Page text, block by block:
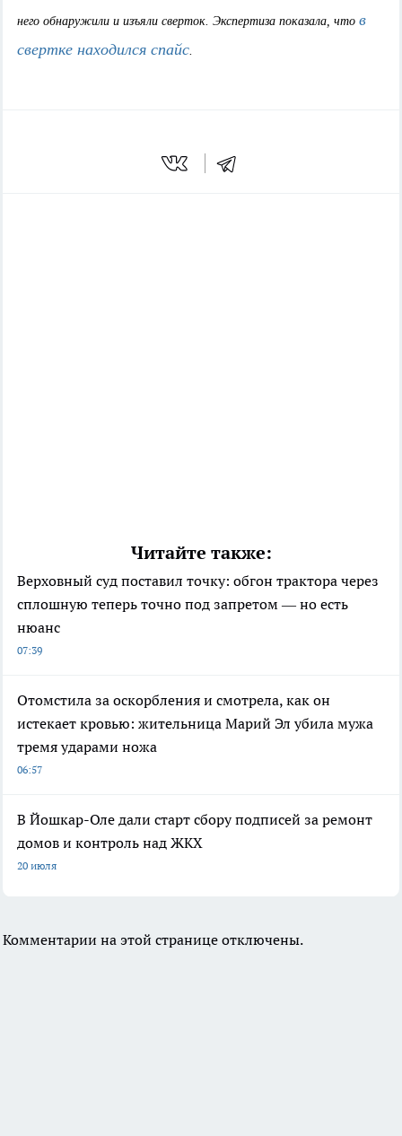
него обнаружили и изъяли сверток. Экспертиза показала, что в
свертке находился спайс.
Читайте также:
Верховный суд поставил точку: обгон трактора через
сплошную теперь точно под запретом — но есть
нюанс
07:39
Отомстила за оскорбления и смотрела, как он
истекает кровью: жительница Марий Эл убила мужа
тремя ударами ножа
06:57
В Йошкар-Оле дали старт сбору подписей за ремонт
домов и контроль над ЖКХ
20 июля
Комментарии на этой странице отключены.